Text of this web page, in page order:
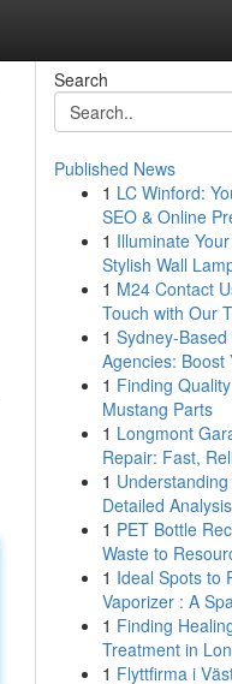
Search
Published News
1 LC Winford:
SEO & Online
1 Illuminate
Stylish Wall
1 M24 Contact
Touch with Our
1 Sydney-Based
Agencies: Boost
1 Finding
Mustang Parts
1 Longmont
Repair: Fast,
1
Detailed Analysis
1 PET Bottle
Waste to
1 Ideal Spots to
Vaporizer : A
1 Finding
Treatment in
1 Flyttfirma i